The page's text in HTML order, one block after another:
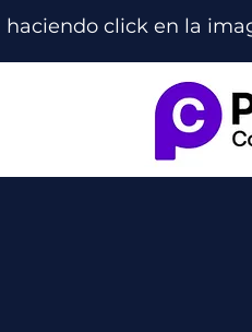
haciendo click en la